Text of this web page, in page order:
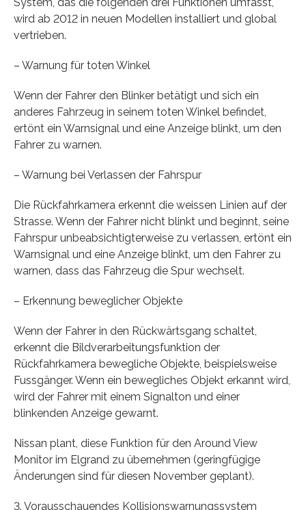
wird ab 2012 in neuen Modellen installiert und global
vertrieben.
– Warnung für toten Winkel
Wenn der Fahrer den Blinker betätigt und sich ein
anderes Fahrzeug in seinem toten Winkel befindet,
ertönt ein Warnsignal und eine Anzeige blinkt, um den
Fahrer zu warnen.
– Warnung bei Verlassen der Fahrspur
Die Rückfahrkamera erkennt die weissen Linien auf der
Strasse. Wenn der Fahrer nicht blinkt und beginnt, seine
Fahrspur unbeabsichtigterweise zu verlassen, ertönt ein
Warnsignal und eine Anzeige blinkt, um den Fahrer zu
warnen, dass das Fahrzeug die Spur wechselt.
– Erkennung beweglicher Objekte
Wenn der Fahrer in den Rückwärtsgang schaltet,
erkennt die Bildverarbeitungsfunktion der
Rückfahrkamera bewegliche Objekte, beispielsweise
Fussgänger. Wenn ein bewegliches Objekt erkannt wird,
wird der Fahrer mit einem Signalton und einer
blinkenden Anzeige gewarnt.
Nissan plant, diese Funktion für den Around View
Monitor im Elgrand zu übernehmen (geringfügige
Änderungen sind für diesen November geplant).
3. Vorausschauendes Kollisionswarnungssystem